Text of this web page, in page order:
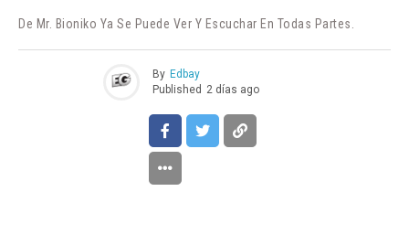
De Mr. Bioniko Ya Se Puede Ver Y Escuchar En Todas Partes.
By Edbay
Published 2 días ago